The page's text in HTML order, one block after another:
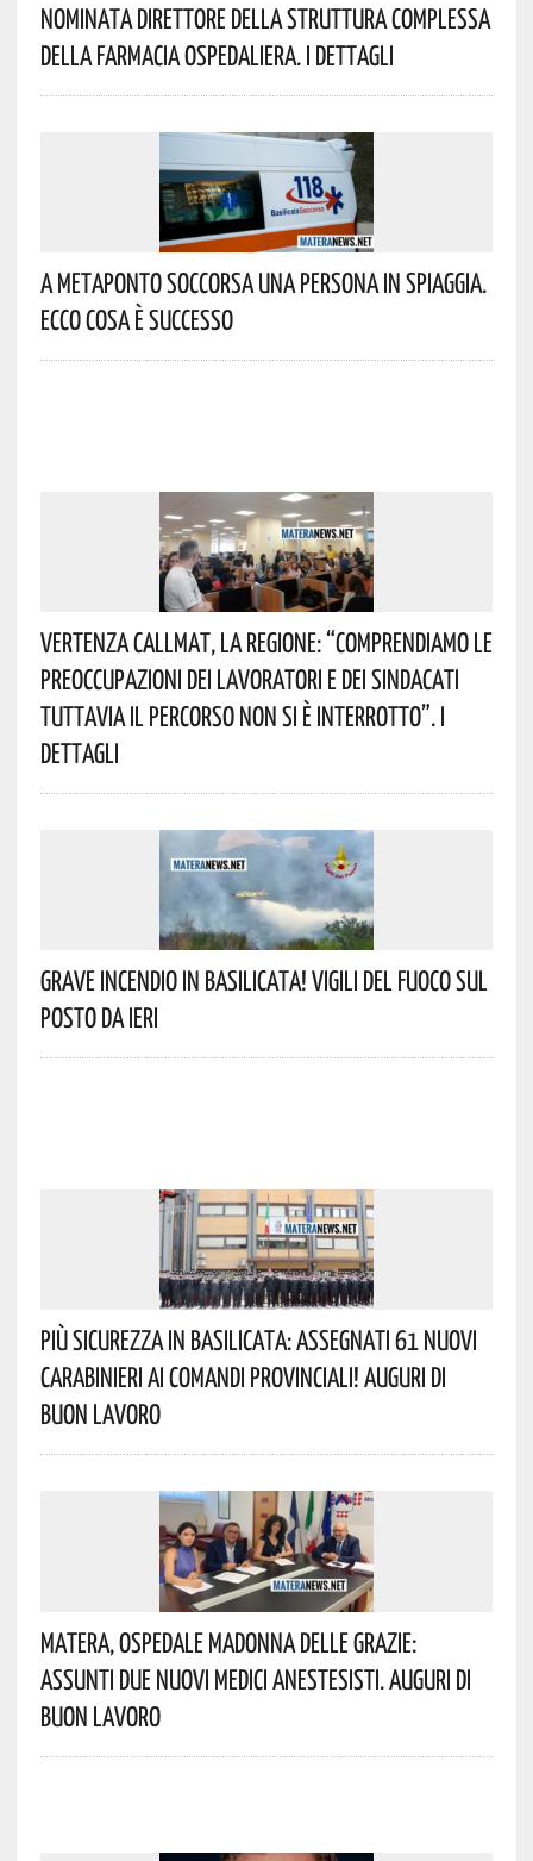
Nominata Direttore Della Struttura Complessa
Della Farmacia Ospedaliera. I Dettagli
A Metaponto Soccorsa Una Persona In Spiaggia.
Ecco Cosa È Successo
Vertenza CallMat, La Regione: “comprendiamo Le
Preoccupazioni Dei Lavoratori E Dei Sindacati
Tuttavia Il Percorso Non Si È Interrotto”. I
Dettagli
Grave Incendio In Basilicata! Vigili Del Fuoco Sul
Posto Da Ieri
Più Sicurezza In Basilicata: Assegnati 61 Nuovi
Carabinieri Ai Comandi Provinciali! Auguri Di
Buon Lavoro
Matera, Ospedale Madonna Delle Grazie:
Assunti Due Nuovi Medici Anestesisti. Auguri Di
Buon Lavoro